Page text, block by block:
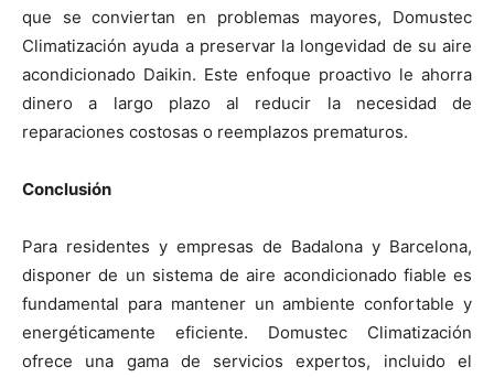
que se conviertan en problemas mayores, Domustec
Climatización ayuda a preservar la longevidad de su aire
acondicionado Daikin. Este enfoque proactivo le ahorra
dinero a largo plazo al reducir la necesidad de
reparaciones costosas o reemplazos prematuros.
Conclusión
Para residentes y empresas de Badalona y Barcelona,
disponer de un sistema de aire acondicionado fiable es
fundamental para mantener un ambiente confortable y
energéticamente eficiente. Domustec Climatización
ofrece una gama de servicios expertos, incluido el